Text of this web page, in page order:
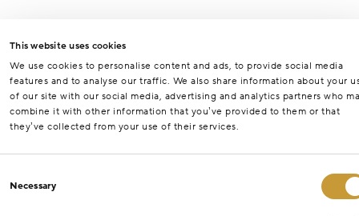
This website uses cookies
We use cookies to personalise content and ads, to provide social media
features and to analyse our traffic. We also share information about your
of our site with our social media, advertising and analytics partners who
combine it with other information that you’ve provided to them or that
they’ve collected from your use of their services.
Selection
Necessary